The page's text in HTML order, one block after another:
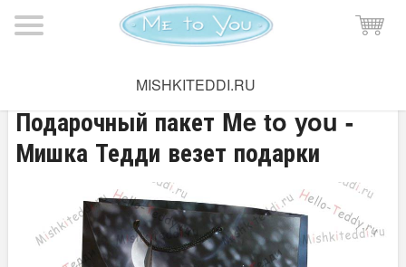
MISHKITEDDI.RU
Подарочный пакет Me to you -
Мишка Тедди везет подарки